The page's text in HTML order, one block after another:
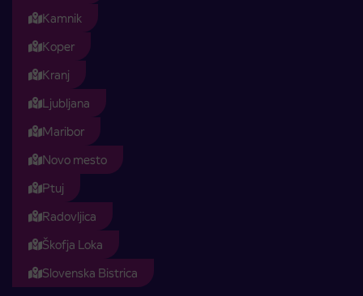
Kamnik
Koper
Kranj
Ljubljana
Maribor
Novo mesto
Ptuj
Radovljica
Škofja Loka
Slovenska Bistrica